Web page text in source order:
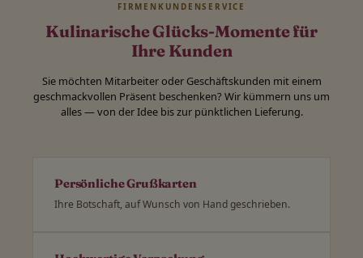
Kulinarische Glücks-Momente für
Ihre Kunden
FIRMENKUNDENSERVICE
Sie möchten Mitarbeiter oder Geschäftskunden mit einem
geschmackvollen Präsent beschenken? Wir kümmern uns um
alles — von der Idee bis zur pünktlichen Lieferung.
Persönliche Grußkarten
Ihre Botschaft, auf Wunsch von Hand geschrieben.